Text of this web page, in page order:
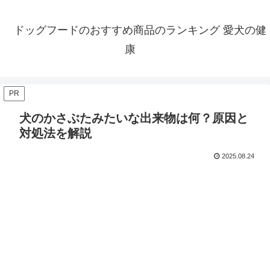
ドッグフードのおすすめ商品のランキング 愛犬の健
康
PR
犬のかさぶたみたいな出来物は何？原因と
対処法を解説
2025.08.24